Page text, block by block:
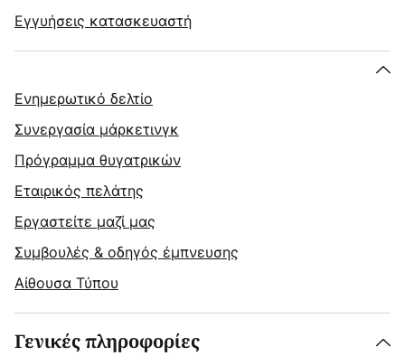
Εγγυήσεις κατασκευαστή
Ενημερωτικό δελτίο
Συνεργασία μάρκετινγκ
Πρόγραμμα θυγατρικών
Εταιρικός πελάτης
Εργαστείτε μαζί μας
Συμβουλές & οδηγός έμπνευσης
Αίθουσα Τύπου
Γενικές πληροφορίες